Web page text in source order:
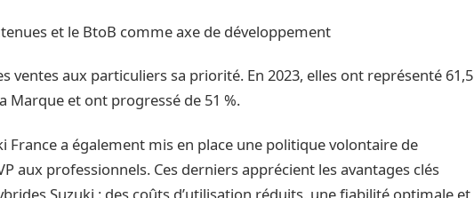
et le BtoB comme axe de développement
ventes aux particuliers sa priorité. En 2023, elles ont représenté 61,5
Marque et ont progressé de 51 %.
France a également mis en place une politique volontaire de
aux professionnels. Ces derniers apprécient les avantages clés
Suzuki : des coûts d’utilisation réduits, une fiabilité optimale et